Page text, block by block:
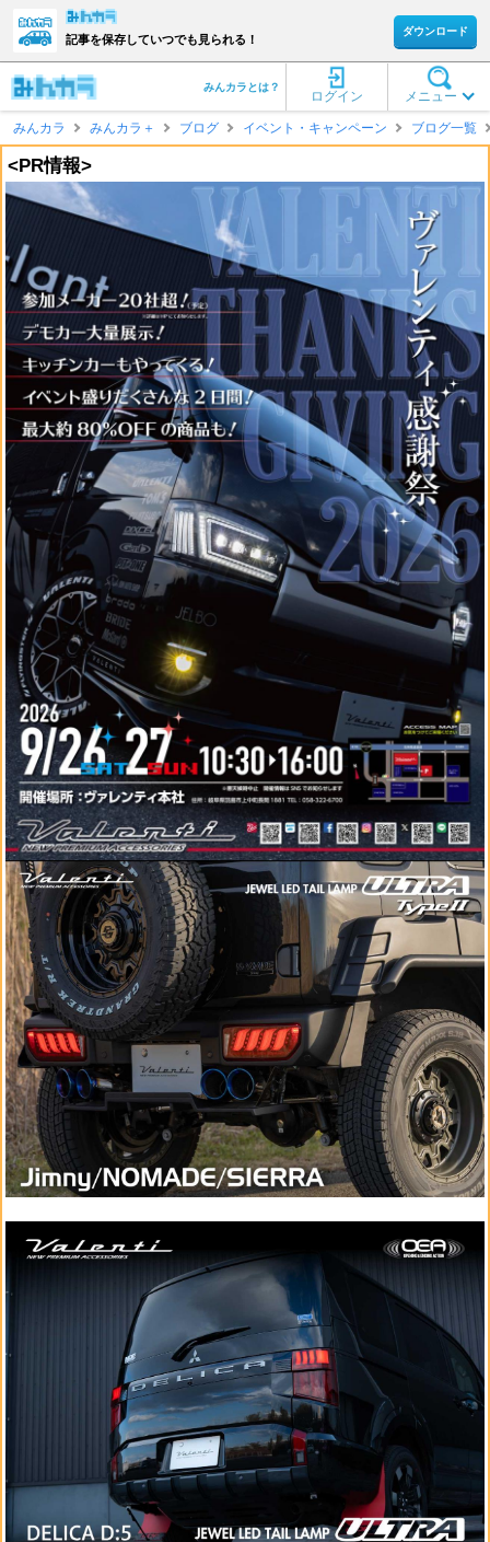
記事を保存していつでも見られる！
ダウンロード
メニュー
ログイン
みんカラとは？
みんカラ みんカラ＋ ブログ イベント・キャンペーン ブログ一覧
<PR情報>